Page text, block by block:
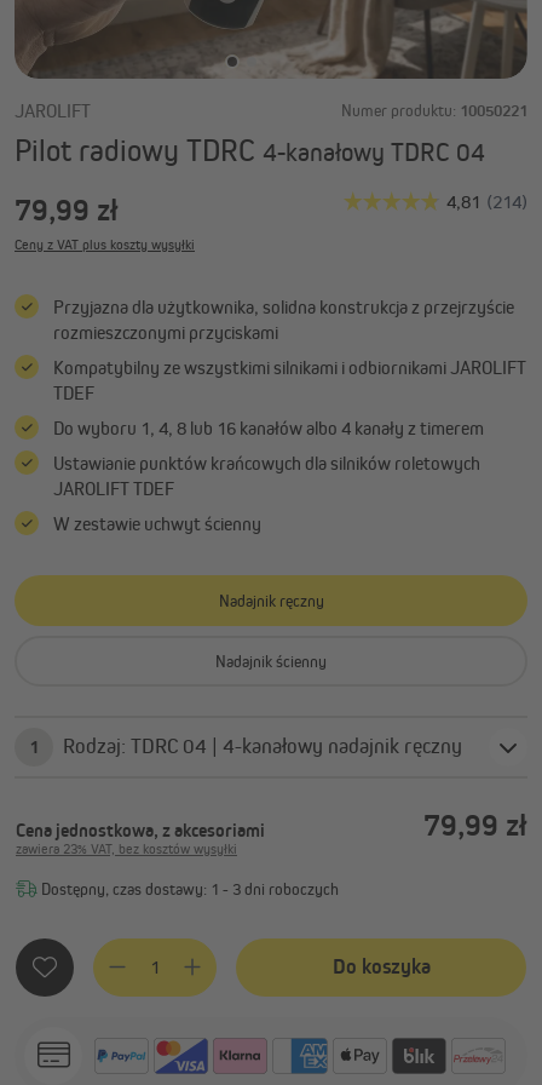
JAROLIFT Numer produktu: 10050221
Pilot radiowy TDRC 4-kanałowy TDRC 04
79,99 zł
Ceny z VAT plus koszty wysyłki
Przyjazna dla użytkownika, solidna konstrukcja z przejrzyście
rozmieszczonymi przyciskami
Kompatybilny ze wszystkimi silnikami i odbiornikami JAROLIFT
TDEF
Do wyboru 1, 4, 8 lub 16 kanałów albo 4 kanały z timerem
Ustawianie punktów krańcowych dla silników roletowych
JAROLIFT TDEF
W zestawie uchwyt ścienny
Nadajnik ręczny
Nadajnik ścienny
1 Rodzaj: TDRC 04 | 4-kanałowy nadajnik ręczny
Cena jednostkowa, z akcesoriami 79,99 zł
zawiera 23% VAT, bez kosztów wysyłki
Dostępny, czas dostawy: 1 - 3 dni roboczych
Ilość produktu: Wprowadź żądaną ilość lub użyj
Do koszyka